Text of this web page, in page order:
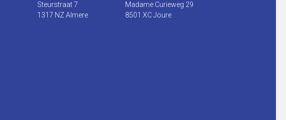
Steurstraat 7
1317 NZ Almere
Madame Curieweg 29
8501 XC Joure